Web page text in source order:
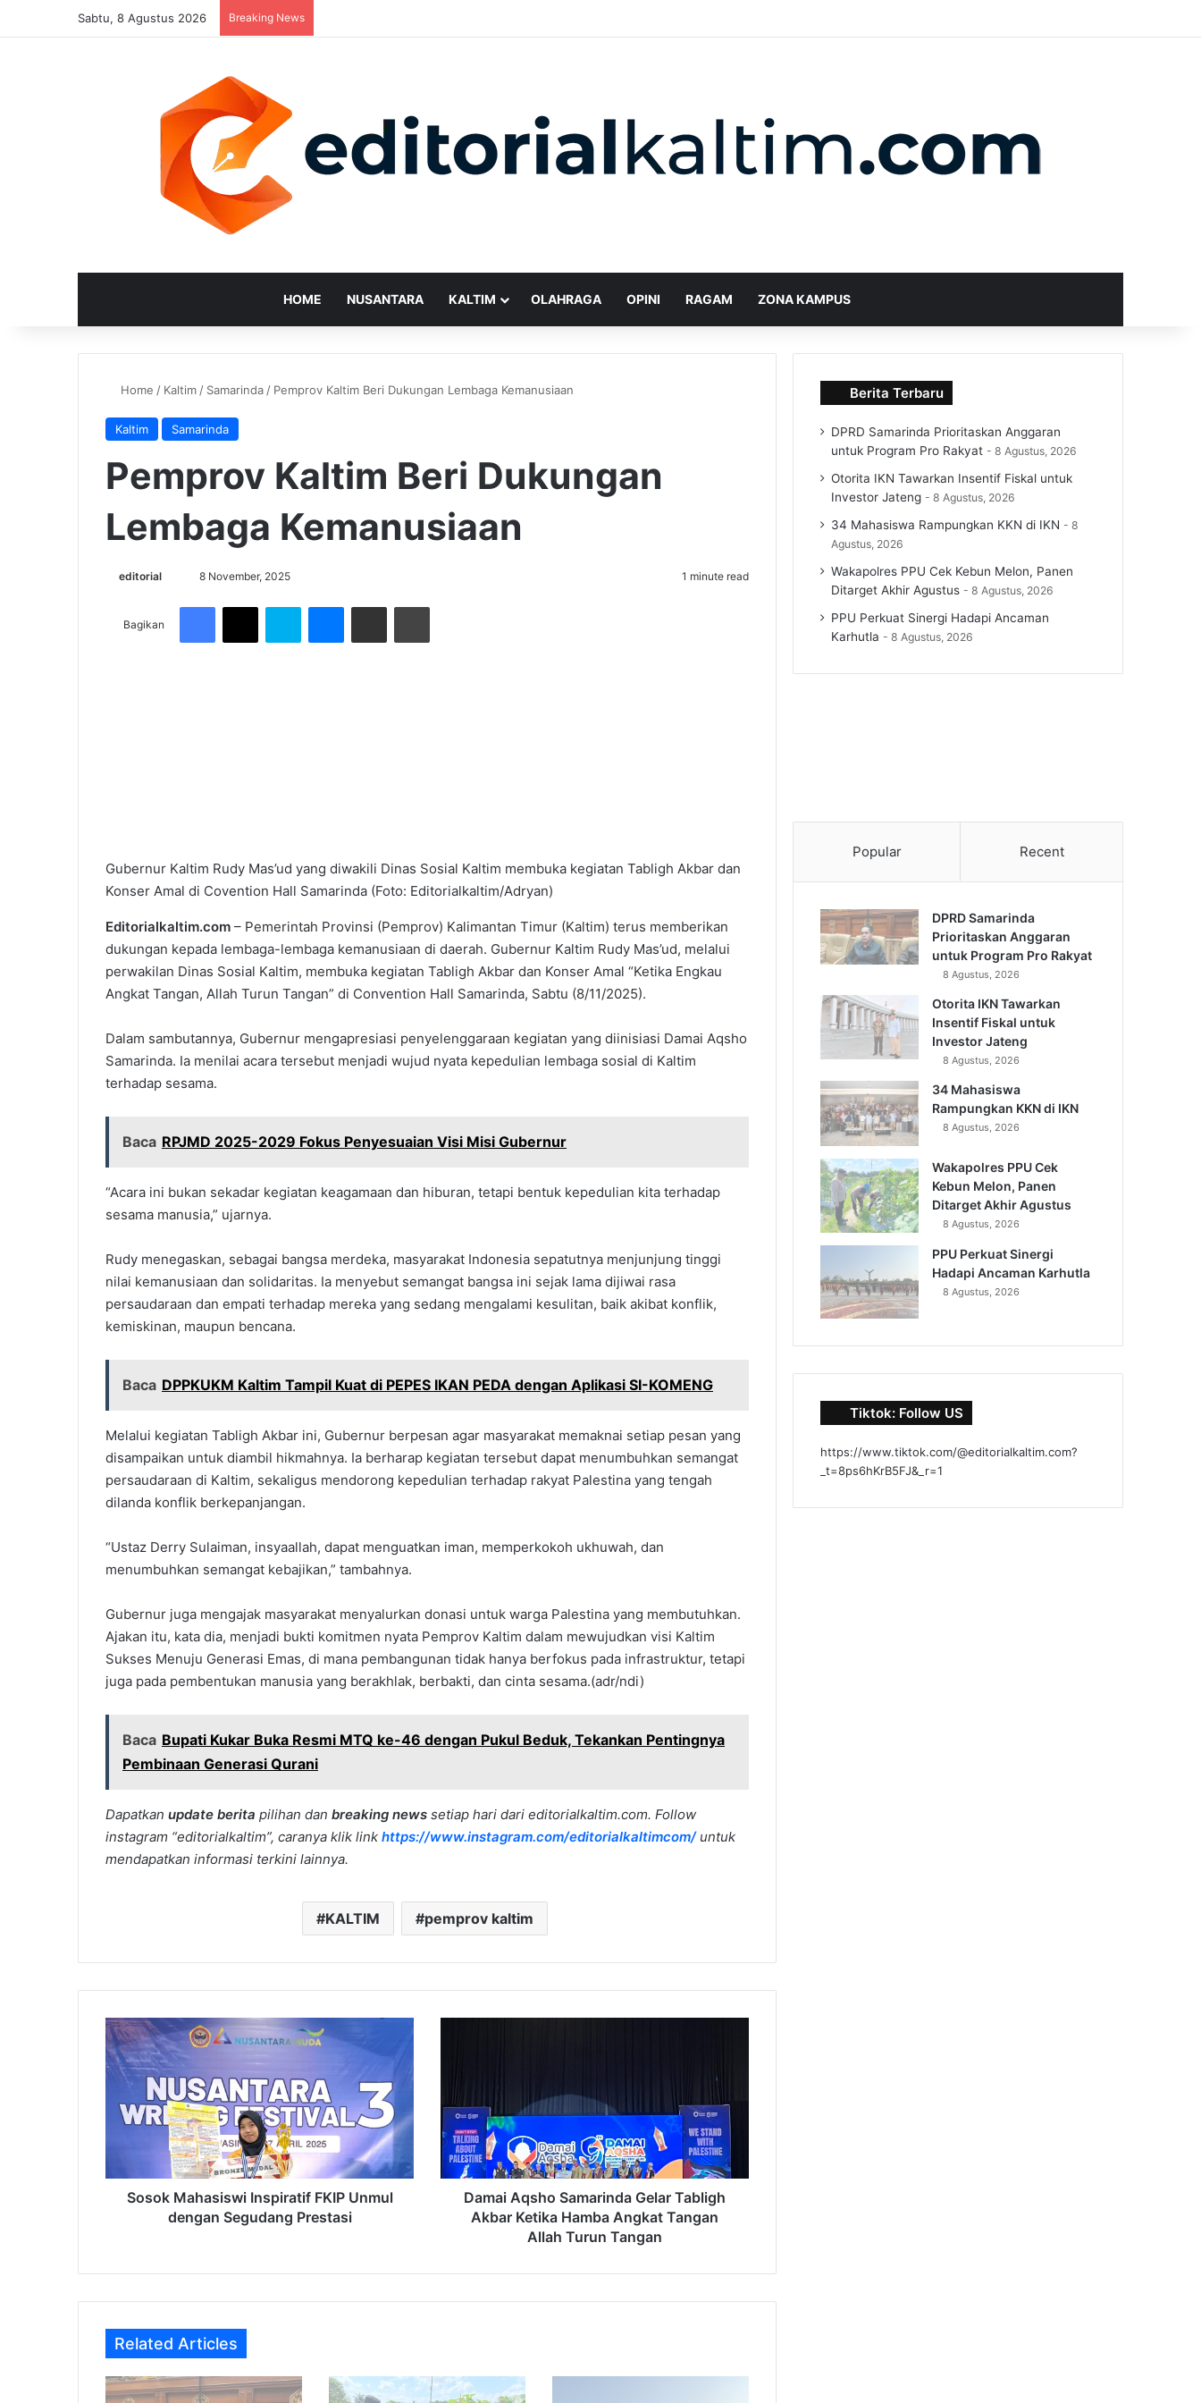
Sabtu, 8 Agustus 2026 Breaking News
HOME NUSANTARA KALTIM OLAHRAGA OPINI RAGAM ZONA KAMPUS
Home / Kaltim / Samarinda / Pemprov Kaltim Beri Dukungan Lembaga Kemanusiaan
Kaltim Samarinda
Pemprov Kaltim Beri Dukungan
Lembaga Kemanusiaan
editorial
Send8 November, 2025 1 minute read
Bagikan
Facebook
X Skype Messenger
Share via Email Cetak
Gubernur Kaltim Rudy Mas’ud yang diwakili Dinas Sosial Kaltim membuka kegiatan Tabligh Akbar dan
Konser Amal di Covention Hall Samarinda (Foto: Editorialkaltim/Adryan)
Editorialkaltim.com – Pemerintah Provinsi (Pemprov) Kalimantan Timur (Kaltim) terus memberikan
dukungan kepada lembaga-lembaga kemanusiaan di daerah. Gubernur Kaltim Rudy Mas’ud, melalui
perwakilan Dinas Sosial Kaltim, membuka kegiatan Tabligh Akbar dan Konser Amal “Ketika Engkau
Angkat Tangan, Allah Turun Tangan” di Convention Hall Samarinda, Sabtu (8/11/2025).
Dalam sambutannya, Gubernur mengapresiasi penyelenggaraan kegiatan yang diinisiasi Damai Aqsho
Samarinda. Ia menilai acara tersebut menjadi wujud nyata kepedulian lembaga sosial di Kaltim
terhadap sesama.
Baca RPJMD 2025-2029 Fokus Penyesuaian Visi Misi Gubernur
“Acara ini bukan sekadar kegiatan keagamaan dan hiburan, tetapi bentuk kepedulian kita terhadap
sesama manusia,” ujarnya.
Rudy menegaskan, sebagai bangsa merdeka, masyarakat Indonesia sepatutnya menjunjung tinggi
nilai kemanusiaan dan solidaritas. Ia menyebut semangat bangsa ini sejak lama dijiwai rasa
persaudaraan dan empati terhadap mereka yang sedang mengalami kesulitan, baik akibat konflik,
kemiskinan, maupun bencana.
Baca DPPKUKM Kaltim Tampil Kuat di PEPES IKAN PEDA dengan Aplikasi SI-KOMENG
Melalui kegiatan Tabligh Akbar ini, Gubernur berpesan agar masyarakat memaknai setiap pesan yang
disampaikan untuk diambil hikmahnya. Ia berharap kegiatan tersebut dapat menumbuhkan semangat
persaudaraan di Kaltim, sekaligus mendorong kepedulian terhadap rakyat Palestina yang tengah
dilanda konflik berkepanjangan.
“Ustaz Derry Sulaiman, insyaallah, dapat menguatkan iman, memperkokoh ukhuwah, dan
menumbuhkan semangat kebajikan,” tambahnya.
Gubernur juga mengajak masyarakat menyalurkan donasi untuk warga Palestina yang membutuhkan.
Ajakan itu, kata dia, menjadi bukti komitmen nyata Pemprov Kaltim dalam mewujudkan visi Kaltim
Sukses Menuju Generasi Emas, di mana pembangunan tidak hanya berfokus pada infrastruktur, tetapi
juga pada pembentukan manusia yang berakhlak, berbakti, dan cinta sesama.(adr/ndi)
Baca Bupati Kukar Buka Resmi MTQ ke-46 dengan Pukul Beduk, Tekankan Pentingnya
Pembinaan Generasi Qurani
Dapatkan update berita pilihan dan breaking news setiap hari dari editorialkaltim.com. Follow
instagram “editorialkaltim”, caranya klik link https://www.instagram.com/editorialkaltimcom/untuk
mendapatkan informasi terkini lainnya.
KALTIM pemprov kaltim
Sosok
Mahasiswi
Inspiratif
FKIP
Unmul
dengan
Sosok Mahasiswi Inspiratif FKIP Unmul
dengan Segudang Prestasi
Gelar
Tabligh
Akbar
Ketika
Hamba
Angkat
TanganDamai Aqsho Samarinda Gelar Tabligh
Akbar Ketika Hamba Angkat Tangan
Allah Turun Tangan
Related Articles
Berita Terbaru
DPRD Samarinda Prioritaskan Anggaran
untuk Program Pro Rakyat
8 Agustus, 2026
Otorita IKN Tawarkan Insentif Fiskal untuk
Investor Jateng
8 Agustus, 2026
34 Mahasiswa Rampungkan KKN di IKN
8
Agustus, 2026
Wakapolres PPU Cek Kebun Melon, Panen
Ditarget Akhir Agustus
8 Agustus, 2026
PPU Perkuat Sinergi Hadapi Ancaman
Karhutla
8 Agustus, 2026
Popular Recent
DPRD Samarinda
Prioritaskan Anggaran
untuk Program Pro Rakyat
8 Agustus, 2026
Otorita IKN Tawarkan
Insentif Fiskal untuk
Investor Jateng
8 Agustus, 2026
34 Mahasiswa
Rampungkan KKN di IKN
8 Agustus, 2026
Wakapolres PPU Cek
Kebun Melon, Panen
Ditarget Akhir Agustus
8 Agustus, 2026
PPU Perkuat Sinergi
Hadapi Ancaman Karhutla
8 Agustus, 2026
Tiktok: Follow US
https://www.tiktok.com/@editorialkaltim.com?
_t=8ps6hKrB5FJ&_r=1